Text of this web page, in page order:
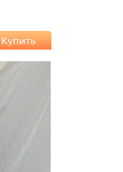
Купить